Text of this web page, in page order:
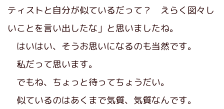
ティストと自分が似ているだって？ えらく図々し
いことを言い出したな」と思いましたね。
はいはい、そうお思いになるのも当然です。
私だって思います。
でもね、ちょっと待ってちょうだい。
似ているのはあくまで気質、気質なんです。